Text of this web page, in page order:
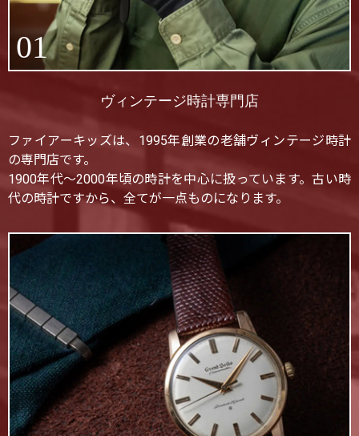
01
ヴィンテージ時計専門店
ファイアーキッズは、1995年創業の老舗ヴィンテージ時計
の専門店です。
1900年代〜2000年頃の時計を中心に扱っています。古い時
代の時計ですから、全てが一点ものになります。